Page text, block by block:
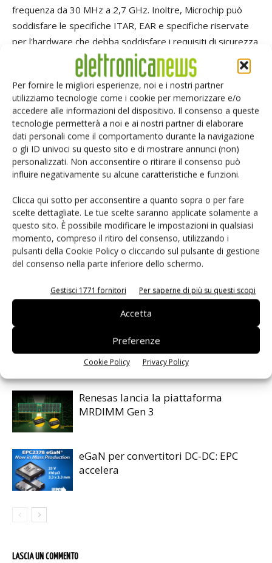
Per fornire le migliori esperienze, noi e i nostri partner
utilizziamo tecnologie come i cookie per memorizzare e/o
accedere alle informazioni del dispositivo. Il consenso a queste
tecnologie permetterà a noi e ai nostri partner di elaborare
dati personali come il comportamento durante la navigazione
o gli ID univoci su questo sito e di mostrare annunci (non)
personalizzati. Non acconsentire o ritirare il consenso può
influire negativamente su alcune caratteristiche e funzioni.
Clicca qui sotto per acconsentire a quanto sopra o per fare
scelte dettagliate. Le tue scelte saranno applicate solamente a
questo sito. È possibile modificare le impostazioni in qualsiasi
momento, compreso il ritiro del consenso, utilizzando i
pulsanti della Cookie Policy o cliccando sul pulsante di gestione
del consenso nella parte inferiore dello schermo.
Gestisci 1771 fornitori Per saperne di più su questi scopi
Accetta
Preferenze
Cookie Policy Privacy Policy
frequenza da 30 MHz a 2,7 GHz. Inoltre, Microchip può
soddisfare le specifiche ITAR, EAR e specifiche riservate
per l'hardware che debba soddisfare i requisiti di sicurezza
Strumenti di sviluppo
I dispositivi VCSO sono supportati dalle test board
101765-320-A-N-S-TB e 101765-400-B-N-S-TB per
consentire ai clienti di testare le parti durante la fase di
progettazione.
Facebook Twitter
ALTRO DALL'AUTORE
Isolatori a stato solido per
l’automazione industriale
Renesas lancia la piattaforma
MRDIMM Gen 3
eGaN per convertitori DC-DC: EPC
accelera
LASCIA UN COMMENTO